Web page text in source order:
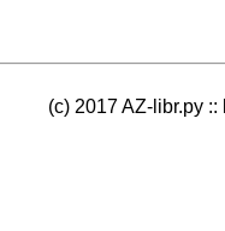
(c) 2017 AZ-libr.ру ::